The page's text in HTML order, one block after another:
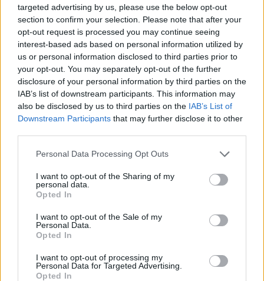
targeted advertising by us, please use the below opt-out
section to confirm your selection. Please note that after your
opt-out request is processed you may continue seeing
interest-based ads based on personal information utilized by
us or personal information disclosed to third parties prior to
your opt-out. You may separately opt-out of the further
disclosure of your personal information by third parties on the
IAB’s list of downstream participants. This information may
also be disclosed by us to third parties on the IAB’s List of
Downstream Participants that may further disclose it to other
Personal Data Processing Opt Outs
I want to opt-out of the Sharing of my
personal data.
Opted In
I want to opt-out of the Sale of my
Personal Data.
Opted In
I want to opt-out of processing my
Personal Data for Targeted Advertising.
Opted In
Jų sudaromoms įrangos pardavimo
išsimokėtinai sutartims bus taikomos visos
vartojimo kredito teikimą
reglamentuojančios teisės aktų nuostatos,
įskaitant atsakingojo skolinimo principą ir
kreditingumo vertinimą bei paskolų įmokų ir
pajamų santykio (DSTI) limitą“, – portalui
Lrytaspokyčių esmę aiškino Lietuvos
bankas.
Numatė išimtį
Norite skaityti toliau?